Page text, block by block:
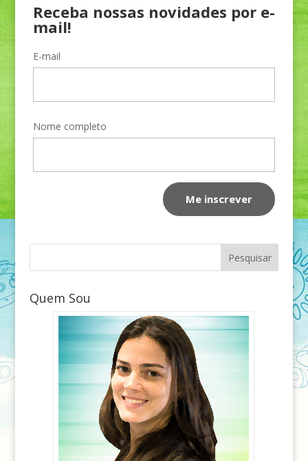
Receba nossas novidades por e-
mail!
E-mail
Nome completo
Quem Sou